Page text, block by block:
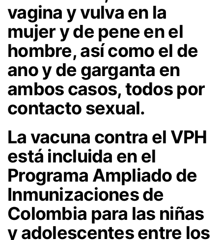
vagina y vulva en la
mujer y de pene en el
hombre, así como el de
ano y de garganta en
ambos casos, todos por
contacto sexual.
La vacuna contra el VPH
está incluida en el
Programa Ampliado de
Inmunizaciones de
Colombia para las niñas
y adolescentes entre los